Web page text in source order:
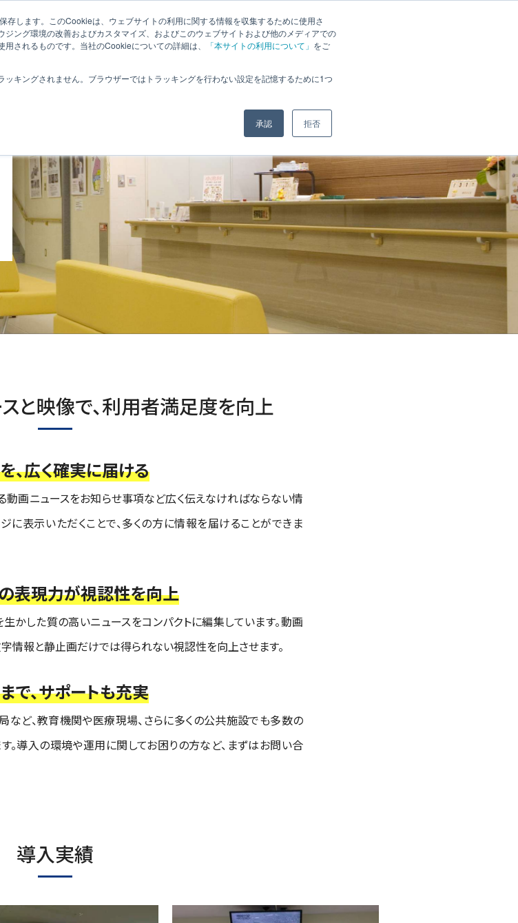
存します。このCookieは、ウェブサイトの利用に関する情報を収集するために使用さ
ング環境の改善およびカスタマイズ、およびこのウェブサイトおよび他のメディアでの
されるものです。当社のCookieについての詳細は、
「本サイトの利用について」 をご
キングされません。ブラウザーではトラッキングを行わない設定を記憶するために1つ
承認 拒否
コンテンツの特徴 導入実績 ラインナップ
と映像で、利用者満足度を向上
、広く確実に届ける
動画ニュースをお知らせ事項など広く伝えなければならない情
に表示いただくことで、多くの方に情報を届けることができま
表現力が視認性を向上
かした質の高いニュースをコンパクトに編集しています。動画
情報と静止画だけでは得られない視認性を向上させます。
で、サポートも充実
など、教育機関や医療現場、さらに多くの公共施設でも多数の
。導入の環境や運用に関してお困りの方など、まずはお問い合
導入実績